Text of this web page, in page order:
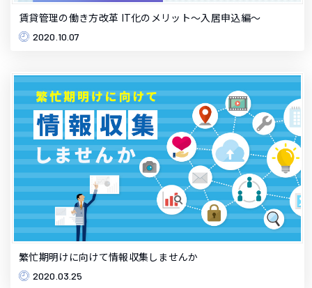
賃貸管理の働き方改革 IT化のメリット～入居申込編～
2020.10.07
繁忙期明けに向けて情報収集しませんか
2020.03.25